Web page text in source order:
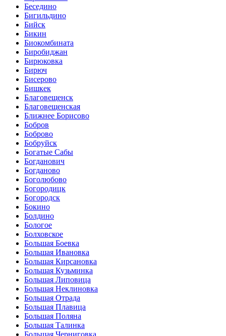
Беседино
Бигильдино
Бийск
Бикин
Биокомбината
Биробиджан
Бирюковка
Бирюч
Бисерово
Бишкек
Благовещенск
Благовещенская
Ближнее Борисово
Бобров
Боброво
Бобруйск
Богатые Сабы
Богданович
Богданово
Боголюбово
Богородицк
Богородск
Бокино
Болдино
Бологое
Болховское
Большая Боевка
Большая Ивановка
Большая Кирсановка
Большая Кузьминка
Большая Липовица
Большая Неклиновка
Большая Отрада
Большая Плавица
Большая Поляна
Большая Талинка
Большая Черниговка